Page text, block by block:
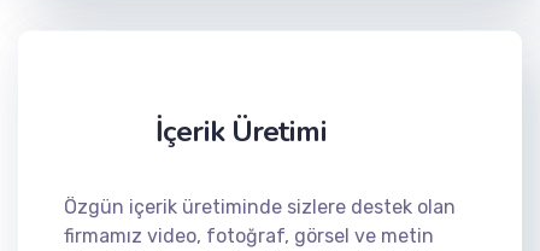
İçerik Üretimi
Özgün içerik üretiminde sizlere destek olan
firmamız video, fotoğraf, görsel ve metin